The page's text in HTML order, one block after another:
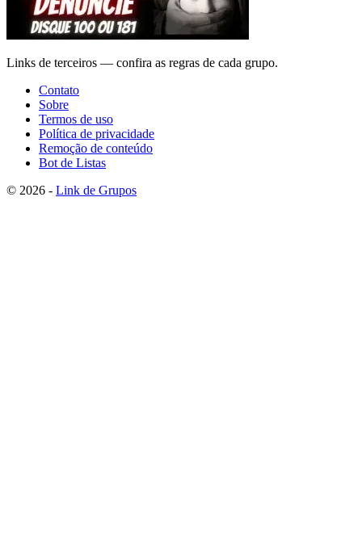
Links de terceiros — confira as regras de cada grupo.
Contato
Sobre
Termos de uso
Política de privacidade
Remoção de conteúdo
Bot de Listas
© 2026 - Link de Grupos